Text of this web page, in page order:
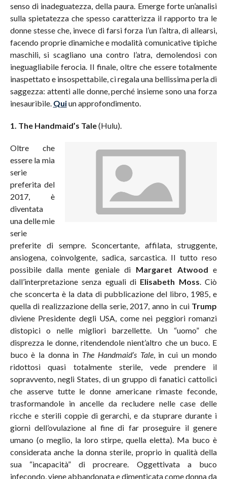
senso di inadeguatezza, della paura. Emerge forte un’analisi
sulla spietatezza che spesso caratterizza il rapporto tra le
donne stesse che, invece di farsi forza l’un l’altra, di allearsi,
facendo proprie dinamiche e modalità comunicative tipiche
maschili, si scagliano una contro l’atra, demolendosi con
ineguagliabile ferocia. Il finale, oltre che essere totalmente
inaspettato e insospettabile, ci regala una bellissima perla di
saggezza: attenti alle donne, perché insieme sono una forza
inesauribile. Quiun approfondimento.
1. The Handmaid’s Tale(Hulu).
Oltre che
essere la mia
serie
preferita del
2017, è
diventata
una delle mie
serie
preferite di sempre. Sconcertante, affilata, struggente,
ansiogena, coinvolgente, sadica, sarcastica. Il tutto reso
possibile dalla mente geniale di Margaret Atwood e
dall’interpretazione senza eguali di Elisabeth Moss . Ciò
che sconcerta è la data di pubblicazione del libro, 1985, e
quella di realizzazione della serie, 2017, anno in cui Trump
diviene Presidente degli USA, come nei peggiori romanzi
distopici o nelle migliori barzellette. Un “uomo” che
disprezza le donne, ritendendole nient’altro che un buco. E
buco è la donna in The Handmaid’s Tale, in cui un mondo
ridottosi quasi totalmente sterile, vede prendere il
sopravvento, negli States, di un gruppo di fanatici cattolici
che asserve tutte le donne americane rimaste feconde,
trasformandole in ancelle da recludere nelle case delle
ricche e sterili coppie di gerarchi, e da stuprare durante i
giorni dell’ovulazione al fine di far proseguire il genere
umano (o meglio, la loro stirpe, quella eletta). Ma buco è
considerata anche la donna sterile, proprio in qualità della
sua “incapacità” di procreare. Oggettivata a buco
infecondo, viene abbandonata e dimenticata come donna da